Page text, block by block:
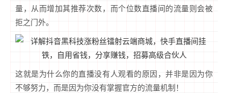
量，从而增加其推荐次数，而个位数直播间的流量则会被
拒之门外。
这就是为什么你的直播没有人观看的原因，并非是因为你
不够努力，而是因为你没有掌握官方的流量机制！